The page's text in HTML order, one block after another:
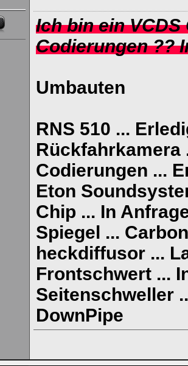
Ich bin ein
Codierungen ??
Umbauten
RNS 510 ...
Rückfahrkamera
Codierungen ...
Eton
Chip ... In
Spiegel ... Carbon
heckdiffusor ...
Frontschwert ...
Seitenschweller
DownPipe